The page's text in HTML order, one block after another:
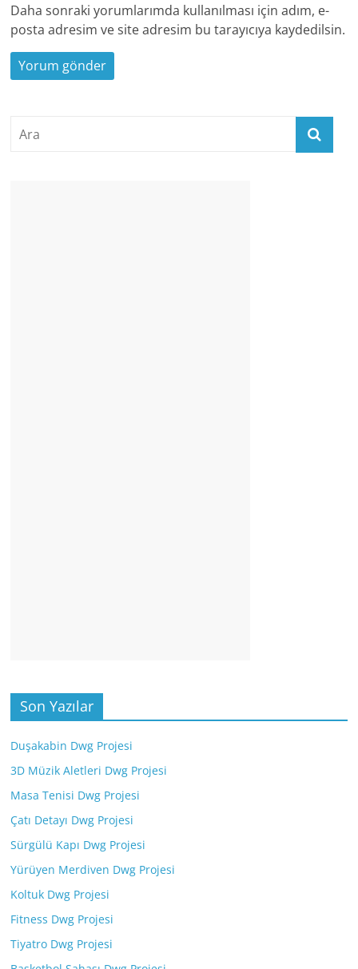
Daha sonraki yorumlarımda kullanılması için adım, e-
posta adresim ve site adresim bu tarayıcıya kaydedilsin.
Son Yazılar
Duşakabin Dwg Projesi
3D Müzik Aletleri Dwg Projesi
Masa Tenisi Dwg Projesi
Çatı Detayı Dwg Projesi
Sürgülü Kapı Dwg Projesi
Yürüyen Merdiven Dwg Projesi
Koltuk Dwg Projesi
Fitness Dwg Projesi
Tiyatro Dwg Projesi